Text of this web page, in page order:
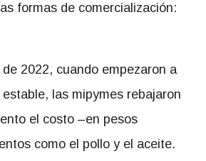
formas de comercialización:
2022, cuando empezaron a
las mipymes rebajaron
el costo –en pesos
como el pollo y el aceite.